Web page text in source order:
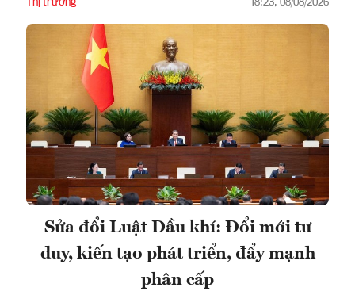
Thị trường 18:23, 08/08/2026
Sửa đổi Luật Dầu khí: Đổi mới tư
duy, kiến tạo phát triển, đẩy mạnh
phân cấp